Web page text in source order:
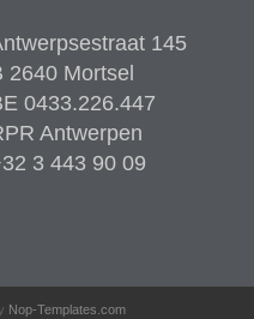
145
2640 Mortsel
0433.226.447
Antwerpen
3 443 90 09
Nop-Templates.com